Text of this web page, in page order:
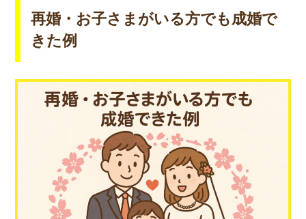
再婚・お子さまがいる方でも成婚で
きた例